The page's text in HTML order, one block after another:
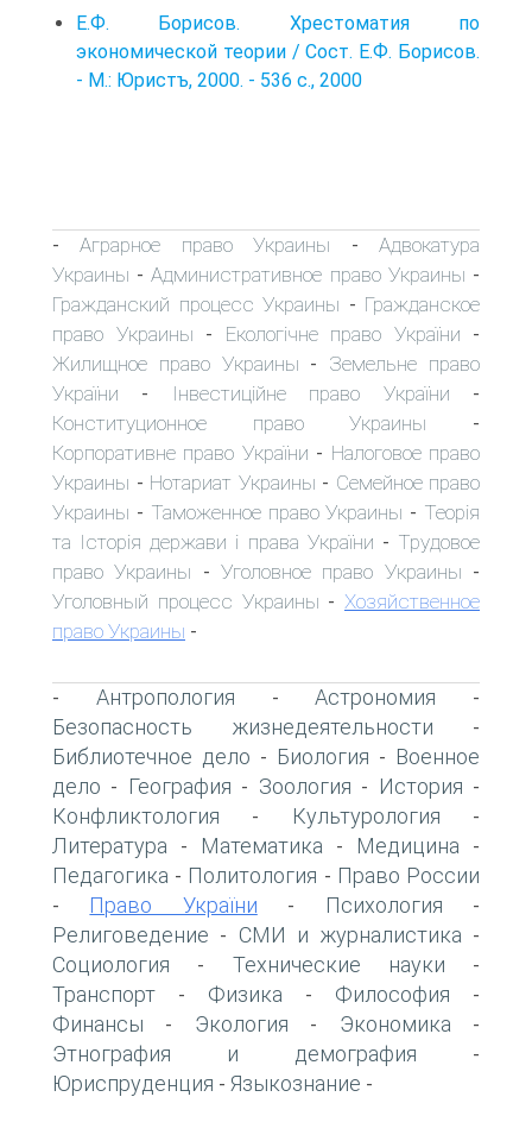
Е.Ф. Борисов. Хрестоматия по
экономической теории / Сост. Е.Ф. Борисов.
- М.: Юристъ, 2000. - 536 с., 2000
-Аграрное право Украины -Адвокатура
Украины -Административное право Украины -
Гражданский процесс Украины - Гражданское
право Украины - Екологічне право України -
Жилищное право Украины - Земельне право
України - Інвестиційне право України -
Конституционное право Украины -
Корпоративне право України - Налоговое право
Украины - Нотариат Украины - Семейное право
Украины - Таможенное право Украины - Теорія
та Історія держави і права України - Трудовое
право Украины -Уголовное право Украины -
Уголовный процесс Украины - Хозяйственное
право Украины -
- Антропология -Астрономия -
Безопасность жизнедеятельности -
Библиотечное дело - Биология - Военное
дело - География - Зоология - История -
Конфликтология - Культурология -
Литература - Математика - Медицина -
Педагогика - Политология - Право России
- Право України - Психология -
Религоведение - СМИ и журналистика -
Социология - Технические науки -
Транспорт - Физика - Философия -
Финансы - Экология - Экономика -
Этнография и демография -
Юриспруденция - Языкознание -